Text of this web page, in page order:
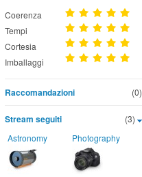
Coerenza
Tempi
Cortesia
Imballaggi
(0)
Raccomandazioni
(3)
Stream seguiti
Astronomy Photography